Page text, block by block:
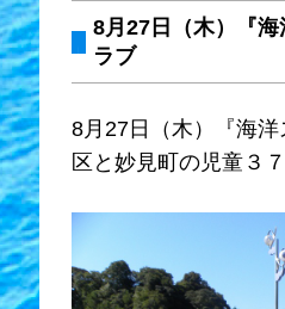
8月27日（木）『
ラブ
8月27日（木）『海
区と妙見町の児童３